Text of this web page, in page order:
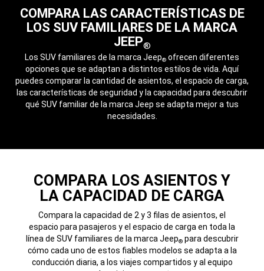
COMPARA LAS CARACTERÍSTICAS DE
LOS SUV FAMILIARES DE LA MARCA
JEEP®
Los SUV familiares de la marca Jeep® ofrecen diferentes
opciones que se adaptan a distintos estilos de vida. Aquí
puedes comparar la cantidad de asientos, el espacio de carga,
las características de seguridad y la capacidad para descubrir
qué SUV familiar de la marca Jeep se adapta mejor a tus
necesidades.
COMPARA LOS ASIENTOS Y
LA CAPACIDAD DE CARGA
Compara la capacidad de 2 y 3 filas de asientos, el
espacio para pasajeros y el espacio de carga en toda la
línea de SUV familiares de la marca Jeep®para descubrir
cómo cada uno de estos fiables modelos se adapta a la
conducción diaria, a los viajes compartidos y al equipo